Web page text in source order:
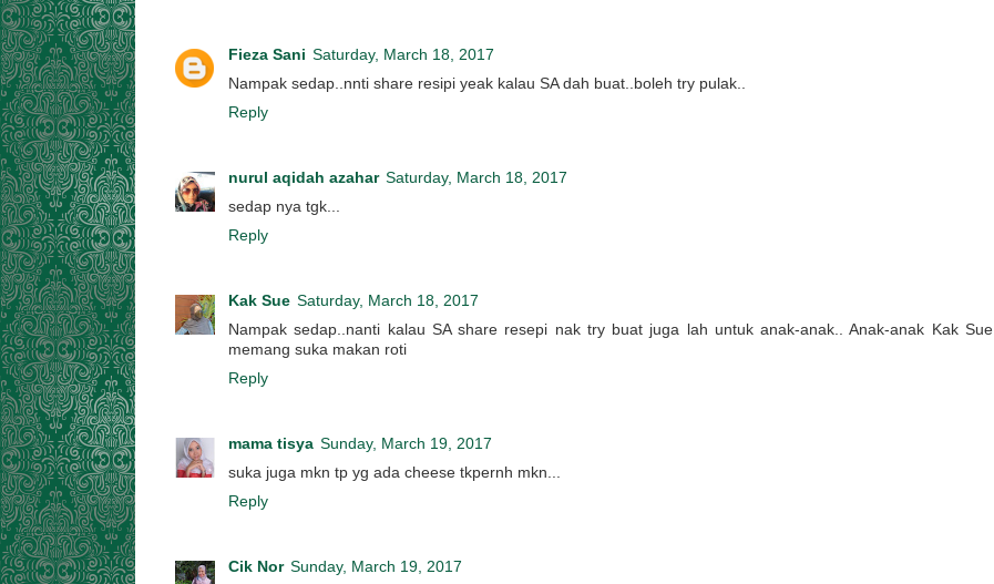
Fieza Sani Saturday, March 18, 2017
Nampak sedap..nnti share resipi yeak kalau SA dah buat..boleh try pulak..
Reply
nurul aqidah azahar Saturday, March 18, 2017
sedap nya tgk...
Reply
Kak Sue Saturday, March 18, 2017
Nampak sedap..nanti kalau SA share resepi nak try buat juga lah untuk anak-anak.. Anak-anak Kak Sue
memang suka makan roti
Reply
mama tisya Sunday, March 19, 2017
suka juga mkn tp yg ada cheese tkpernh mkn...
Reply
Cik Nor Sunday, March 19, 2017